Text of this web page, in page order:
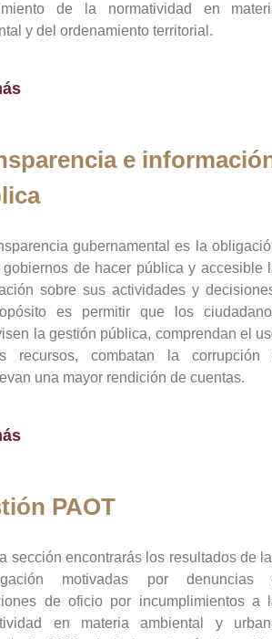
de la normatividad en
y del ordenamiento territorial.
e
gubernamental es la
de hacer pública y accesible
sobre sus actividades y
es permitir que los
la gestión pública, comprendan el
recursos, combatan la corrupción
una mayor rendición de cuentas.
PAOT
sección encontrarás los resultados de
motivadas por denuncias
de oficio por incumplimientos a
en materia ambiental y